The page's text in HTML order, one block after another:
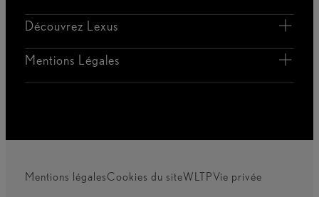
Découvrez Lexus
Mentions Légales
Mentions légalesCookies du siteWLTPVie privée